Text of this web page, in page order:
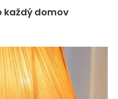
každý domov